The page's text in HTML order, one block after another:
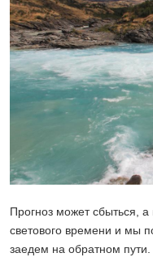
Прогноз может сбыться,
светового времени и мы
заедем на обратном пути.